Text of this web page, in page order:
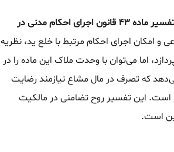
نظریه شماره ۱۰۵۴/۹۶/۷ مورخ ۱۳۹۶/۰۷/۰۲ اداره کل حقوقی قوه قضاییه درباره تفسیر ماده ۴۳ قانون اجرای احکام مدنی در
و امکان اجرای احکام مرتبط با خلع ید، نظریه
اما می‌توان با وحدت ملاک این ماده را در
با مواد ۵۷۶ تا ۵۸۲ قانون مدنی نشان می‌دهد که تصرف در مال مشاع نیازمند رضایت
این تفسیر روح تضامنی در مالکیت
است.